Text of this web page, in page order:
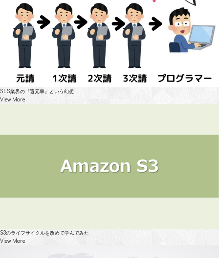
SES業界の『還元率』という幻想
View More
S3のライフサイクルを改めて学んでみた
View More